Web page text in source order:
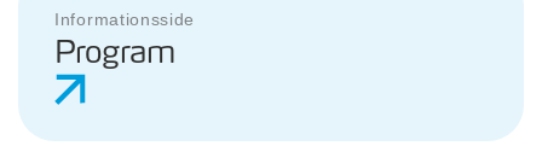
Informationsside
Program